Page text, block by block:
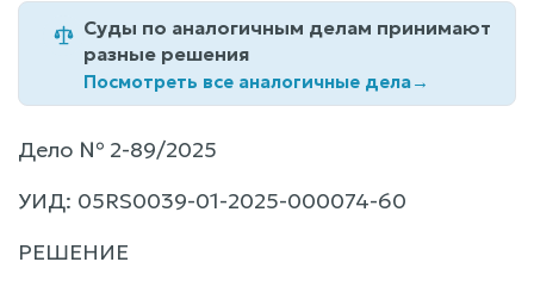
Суды по аналогичным делам принимают
разные решения
Посмотреть все аналогичные дела→
Дело № 2-89/2025
УИД: 05RS0039-01-2025-000074-60
РЕШЕНИЕ